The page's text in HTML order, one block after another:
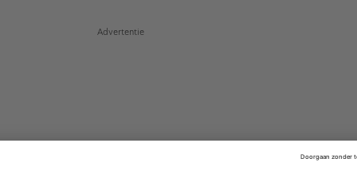
Advertentie